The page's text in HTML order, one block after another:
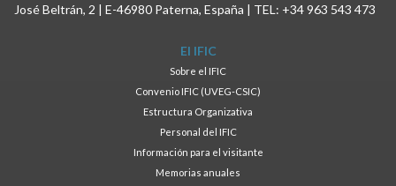
José Beltrán, 2 | E-46980 Paterna, España | TEL: +34 963 543 473
El IFIC
Sobre el IFIC
Convenio IFIC (UVEG-CSIC)
Estructura Organizativa
Personal del IFIC
Información para el visitante
Memorias anuales